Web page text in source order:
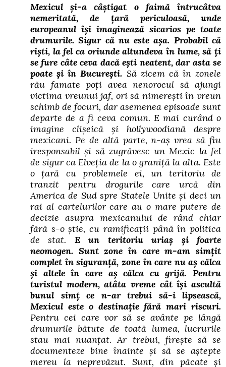
Mexicul și-a câștigat o faimă întrucâtva
nemeritată, de țară periculoasă, unde
europeanul își imaginează sicarios pe toate
drumurile. Sigur că nu este așa. Probabil că
riști, la fel ca oriunde altundeva în lume, să ți
se fure câte ceva dacă ești neatent, dar asta se
poate și în București. Să zicem că în zonele
rău famate poți avea nenorocul să ajungi
victima vreunui jaf, ori să nimerești în vreun
schimb de focuri, dar asemenea episoade sunt
departe de a fi ceva comun. E mai curând o
imagine clișeică și hollywoodiană despre
mexicani. Pe de altă parte, n-aș vrea să fiu
iresponsabil și să zugrăvesc un Mexic la fel
de sigur ca Elveția de la o graniță la alta. Este
o țară cu problemele ei, un teritoriu de
tranzit pentru drogurile care urcă din
America de Sud spre Statele Unite și deci un
rai al cartelurilor care au o mare putere de
decizie asupra mexicanului de rând chiar
fără s-o știe, cu ramificații până în politica
de stat. E un teritoriu uriaș și foarte
neomogen. Sunt zone în care m-am simțit
complet în siguranță, zone în care nu aș călca
și altele în care aș călca cu grijă. Pentru
turistul modern, atâta vreme cât își ascultă
bunul simț ce n-ar trebui să-i lipsească,
Mexicul este o destinație fără mari riscuri.
Pentru cei care vor să se avânte pe lângă
drumurile bătute de toată lumea, lucrurile
stau mai nuanțat. Ar trebui, firește să se
documenteze bine înainte și să se aștepte
mereu la neprevăzut. Sunt, din păcate și